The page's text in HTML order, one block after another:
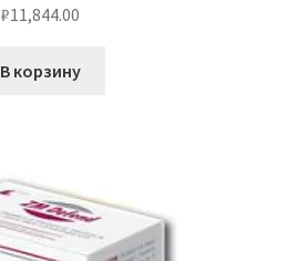
₽11,844.00
В корзину